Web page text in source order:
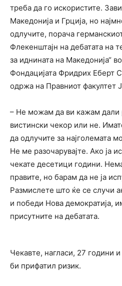
треба да го искористите.
Македонија и Грција, но
одлучите, порача
Флекенштајн на дебатата на
за иднината на Македонија“
Фондацијата Фридрих Еберт
одржа на Правниот факултет
– Не можам да ви кажам дали
вистински чекор или не.
да одлучите за најголемата
Не ме разочарувајте. Ако ја
чекате десетици години.
правите, но барам да не ја
Размислете што ќе се случи
и победи Нова демократија,
присутните на дебатата.
Чекавте, нагласи, 27 години
би прифатил ризик.